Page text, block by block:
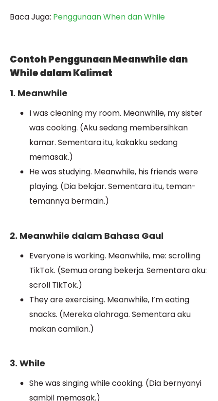
Baca Juga: Penggunaan When dan While
Contoh Penggunaan Meanwhile dan
While dalam Kalimat
1. Meanwhile
I was cleaning my room. Meanwhile, my sister
was cooking. (Aku sedang membersihkan
kamar. Sementara itu, kakakku sedang
memasak.)
He was studying. Meanwhile, his friends were
playing. (Dia belajar. Sementara itu, teman-
temannya bermain.)
2. Meanwhile dalam Bahasa Gaul
Everyone is working. Meanwhile, me: scrolling
TikTok. (Semua orang bekerja. Sementara aku:
scroll TikTok.)
They are exercising. Meanwhile, I’m eating
snacks. (Mereka olahraga. Sementara aku
makan camilan.)
3. While
She was singing while cooking. (Dia bernyanyi
sambil memasak.)